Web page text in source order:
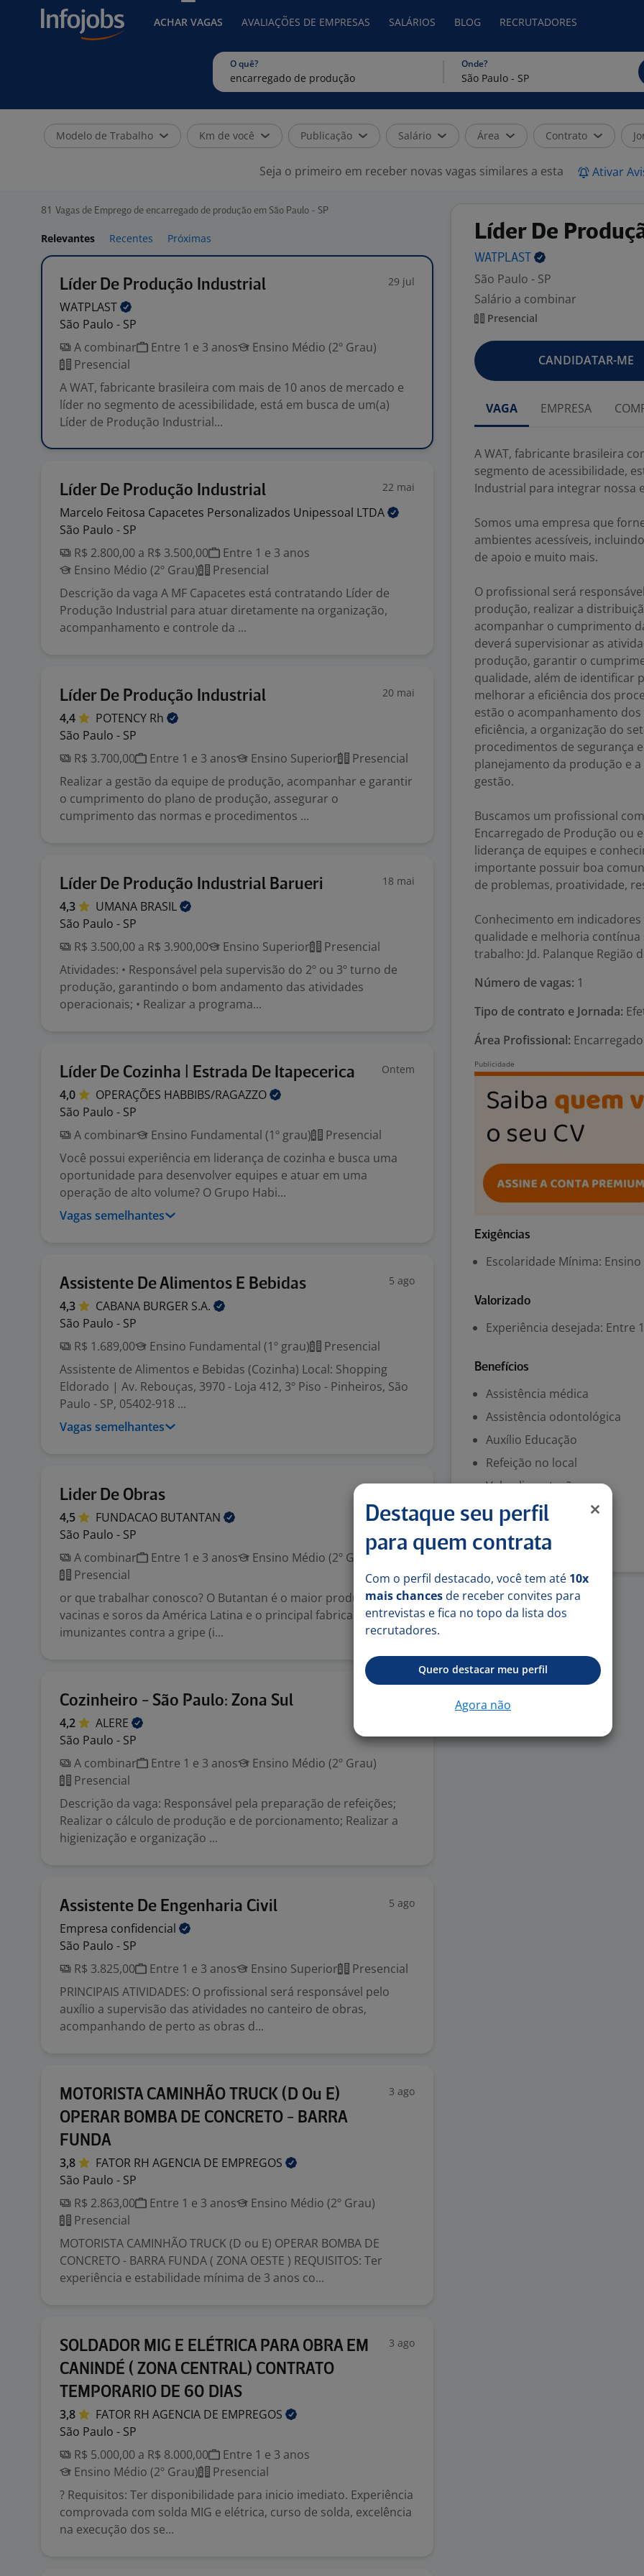
ACHAR VAGAS AVALIAÇÕES DE EMPRESAS SALÁRIOS BLOG RECRUTADORES
O quê? Onde?
Modelo de Trabalho Km de você Publicação Salário Área Contrato
Seja o primeiro em receber novas vagas similares a esta Ativar
81 Vagas de Emprego de encarregado de produção em São Paulo - SP
Relevantes Recentes Próximas
Líder De Produção Industrial 29 jul
WATPLAST
São Paulo - SP
A combinar
Entre 1 e 3 anos
Ensino Médio (2º Grau)
Presencial
A WAT, fabricante brasileira com mais de 10 anos de mercado e
líder no segmento de acessibilidade, está em busca de um(a)
Líder de Produção Industrial...
Líder De Produção Industrial 22 mai
Marcelo Feitosa Capacetes Personalizados Unipessoal LTDA
São Paulo - SP
R$ 2.800,00 a R$ 3.500,00
Entre 1 e 3 anos
Ensino Médio (2º Grau)
Presencial
Descrição da vaga A MF Capacetes está contratando Líder de
Produção Industrial para atuar diretamente na organização,
acompanhamento e controle da ...
Líder De Produção Industrial 20 mai
4,4 POTENCY Rh
São Paulo - SP
R$ 3.700,00
Entre 1 e 3 anos Ensino Superior
Presencial
Realizar a gestão da equipe de produção, acompanhar e garantir
o cumprimento do plano de produção, assegurar o
cumprimento das normas e procedimentos ...
Líder De Produção Industrial Barueri 18 mai
4,3 UMANA BRASIL
São Paulo - SP
R$ 3.500,00 a R$ 3.900,00
Ensino Superior
Presencial
Atividades: • Responsável pela supervisão do 2º ou 3º turno de
produção, garantindo o bom andamento das atividades
operacionais; • Realizar a programa...
Líder De Cozinha | Estrada De Itapecerica Ontem
4,0 OPERAÇÕES HABBIBS/RAGAZZO
São Paulo - SP
A combinar
Ensino Fundamental (1º grau)
Presencial
Você possui experiência em liderança de cozinha e busca uma
oportunidade para desenvolver equipes e atuar em uma
operação de alto volume? O Grupo Habi...
Vagas semelhantes
Assistente De Alimentos E Bebidas 5 ago
4,3 CABANA BURGER S.A.
São Paulo - SP
R$ 1.689,00
Ensino Fundamental (1º grau)
Presencial
Assistente de Alimentos e Bebidas (Cozinha) Local: Shopping
Eldorado | Av. Rebouças, 3970 - Loja 412, 3º Piso - Pinheiros, São
Paulo - SP, 05402-918 ...
Vagas semelhantes
Lider De Obras
4,5 FUNDACAO BUTANTAN
São Paulo - SP
A combinar
Entre 1 e 3 anos
Ensino Médio (2º Grau)
Presencial
or que trabalhar conosco? O Butantan é o maior produtor de
vacinas e soros da América Latina e o principal fabricante de
imunizantes contra a gripe (i...
Cozinheiro - São Paulo: Zona Sul
4,2
ALERE
São Paulo - SP
A combinar
Entre 1 e 3 anos
Ensino Médio (2º Grau)
Presencial
Descrição da vaga: Responsável pela preparação de refeições;
Realizar o cálculo de produção e de porcionamento; Realizar a
higienização e organização ...
Assistente De Engenharia Civil 5 ago
Empresa confidencial
São Paulo - SP
R$ 3.825,00
Entre 1 e 3 anos Ensino Superior
Presencial
PRINCIPAIS ATIVIDADES: O profissional será responsável pelo
auxílio a supervisão das atividades no canteiro de obras,
acompanhando de perto as obras d...
MOTORISTA CAMINHÃO TRUCK (D Ou E)
OPERAR BOMBA DE CONCRETO - BARRA
FUNDA
3 ago
3,8 FATOR RH AGENCIA DE EMPREGOS
São Paulo - SP
R$ 2.863,00
Entre 1 e 3 anos
Ensino Médio (2º Grau)
Presencial
MOTORISTA CAMINHÃO TRUCK (D ou E) OPERAR BOMBA DE
CONCRETO - BARRA FUNDA ( ZONA OESTE ) REQUISITOS: Ter
experiência e estabilidade mínima de 3 anos co...
SOLDADOR MIG E ELÉTRICA PARA OBRA EM
CANINDÉ ( ZONA CENTRAL) CONTRATO
TEMPORARIO DE 60 DIAS
3 ago
3,8 FATOR RH AGENCIA DE EMPREGOS
São Paulo - SP
R$ 5.000,00 a R$ 8.000,00
Entre 1 e 3 anos
Ensino Médio (2º Grau)
Presencial
? Requisitos: Ter disponibilidade para inicio imediato. Experiência
comprovada com solda MIG e elétrica, curso de solda, excelência
na execução dos se...
Líder De
WATPLAST
São Paulo - SP
Salário a combinar
Presencial
CANDIDATAR-ME
VAGA EMPRESA
A WAT, fabricante brasileira
segmento de acessibilidade,
Industrial para integrar nossa
Somos uma empresa que
ambientes acessíveis,
de apoio e muito mais.
O profissional será
produção, realizar a
acompanhar o cumprimento
deverá supervisionar as
produção, garantir o
qualidade, além de identificar
melhorar a eficiência dos
estão o acompanhamento
eficiência, a organização do
procedimentos de segurança
planejamento da produção e
gestão.
Buscamos um profissional
Encarregado de Produção ou
liderança de equipes e
importante possuir boa
de problemas, proatividade,
Conhecimento em
qualidade e melhoria
trabalho: Jd. Palanque Região
Número de vagas: 1
Tipo de contrato e Jornada:
Área Profissional:
Exigências
Escolaridade Mínima: Ensino
Valorizado
Experiência desejada: Entre
Benefícios
Assistência médica
Assistência odontológica
Auxílio Educação
Refeição no local
Vale-alimentação
Denunciar vaga
Destaque seu perfil
para quem contrata
Com o perfil destacado, você tem até 10x
mais chances de receber convites para
entrevistas e fica no topo da lista dos
recrutadores.
Quero destacar meu perfil
Agora não